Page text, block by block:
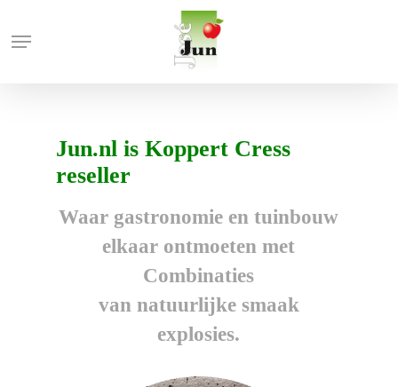
Menu
Jun.nl is Koppert Cress
reseller
Waar gastronomie en tuinbouw
elkaar ontmoeten met
Combinaties
van natuurlijke smaak
explosies.